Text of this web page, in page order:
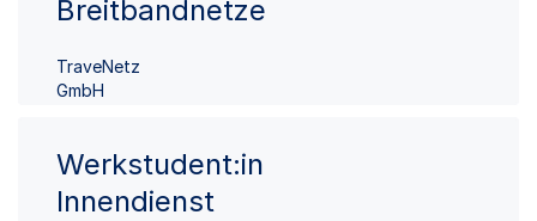
Breitbandnetze
TraveNetz
GmbH
Werkstudent:in
Innendienst